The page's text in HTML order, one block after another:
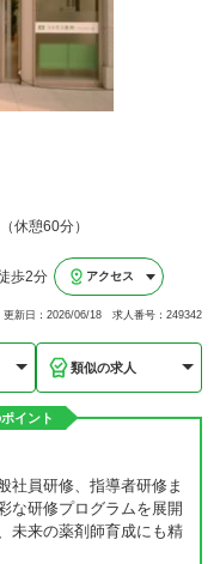
休憩60分）
歩2分 アクセス
更新日：2026/06/18 求人番号：249342
類似の求人
イント
社員研修、指導者研修ま
な研修プログラムを展開
未来の薬剤師育成にも精